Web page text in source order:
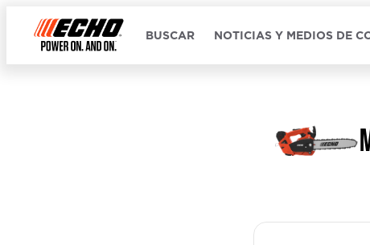
BUSCAR NOTICIAS Y MEDIOS DE